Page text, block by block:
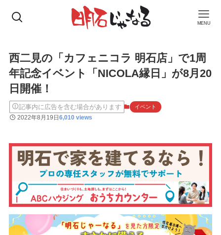
MENU
西二見の「カフェニコラ 明石店」で1周
年記念イベント「NICOLA縁日」が8月20
日開催！
記事内に広告を含む場合があります イベント
2022年8月19日6,010 views